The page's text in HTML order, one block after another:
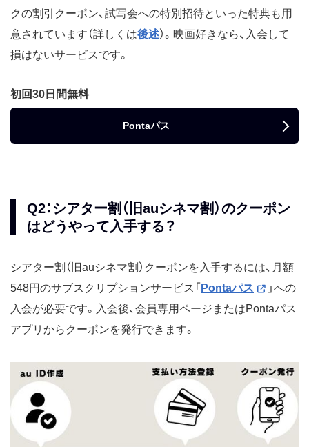
クの割引クーポン、試写会への特別招待といった特典も用
意されています（詳しくは後述）。映画好きなら、入会して
損はないサービスです。
初回30日間無料
Pontaパス
Q2：シアター割（旧auシネマ割）のクーポン
はどうやって入手する？
シアター割（旧auシネマ割）クーポンを入手するには、月額
548円のサブスクリプションサービス「 Pontaパス
」への
入会が必要です。入会後、会員専用ページまたはPontaパス
アプリからクーポンを発行できます。